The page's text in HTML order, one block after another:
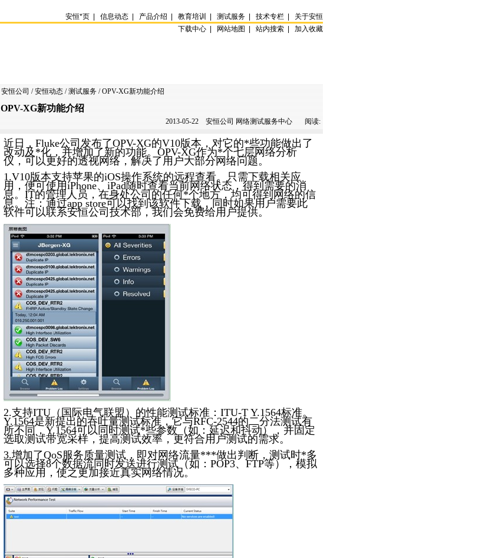
安恒*页 信息动态 产品介绍 教育培训 测试服务 技术专栏
关于安恒
下载中心 |
网站地图 站内搜索 加入收藏
安恒公司 /安恒动态 /测试服务 / OPV-XG新功能介绍
OPV-XG新功能介绍
2013-05-22 安恒公司 网络测试服务中心 阅读:
近日，Fluke公司发布了OPV-XG的V10版本，对它的*些功能做出了
改动及 *化，并增加了新的功能。OPV-XG作为*个七层网络分析
仪，可以更好的透视网络，解决了用户大部分网络问题。
1.V10版本支持苹果的iOS操作系统的远程查看。只需下载相关应
用，便可使用iPhone、iPad随时查看当前网络状态，得到需要的消
息。IT的管理人员，在身处公司的任何*个地方，均可得到网络的信
息。注：通过app store可以找到该软件下载，同时如果用户需要此
软件可以联系安恒公司技术部，我们会免费给用户提供。
2.支持ITU（国际电气联盟）的性能测试标准：ITU-T Y.1564标准。
Y.1564是新提出的吞吐量测试标准，它与RFC-2544的二分法测试有
所不同，Y.1564可以同时测试*些参数（如：延迟和抖动），并固定
选取测试带宽采样，提高测试效率，更符合用户测试的需求。
3.增加了QoS服务质量测试，即对网络流量***做出判断，测试时*多
可以选择8个数据流同时发送进行测试（如：POP3、FTP等），模拟
多种应用，使之更加接近真实网络情况。